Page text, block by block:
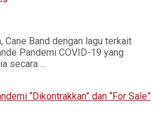
Cane Band dengan lagu terkait
Pandemi COVID-19 yang
secara ...